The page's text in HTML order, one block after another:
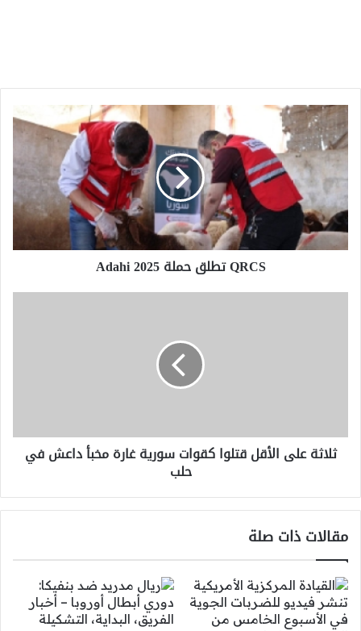
QRCS
تطلق
حملة
Adahi
2025
QRCS تطلق حملة Adahi 2025
داعش
فيثلاثة على الأقل قتلوا كقوات سورية غارة مخبأ داعش في
حلب
مقالات ذات صلة